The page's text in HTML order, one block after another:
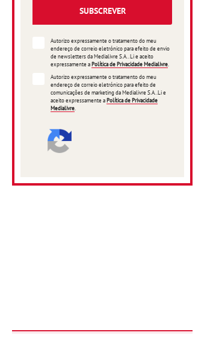
SUBSCREVER
Autorizo expressamente o tratamento do meu
endereço de correio eletrónico para efeito de envio
de newsletters da Medialivre S.A.. Li e aceito
expressamente aPolítica de Privacidade Medialivre
Autorizo expressamente o tratamento do meu
endereço de correio eletrónico para efeito de
comunicações de marketing da Medialivre S.A..Li e
aceito expressamente aPolítica de Privacidade
Medialivre